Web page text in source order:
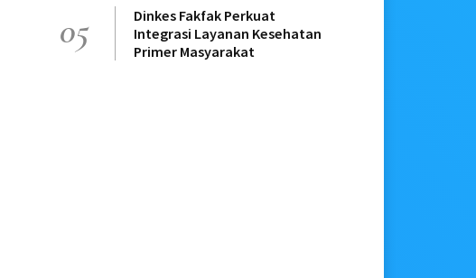
05
Dinkes Fakfak Perkuat
Integrasi Layanan Kesehatan
Primer Masyarakat